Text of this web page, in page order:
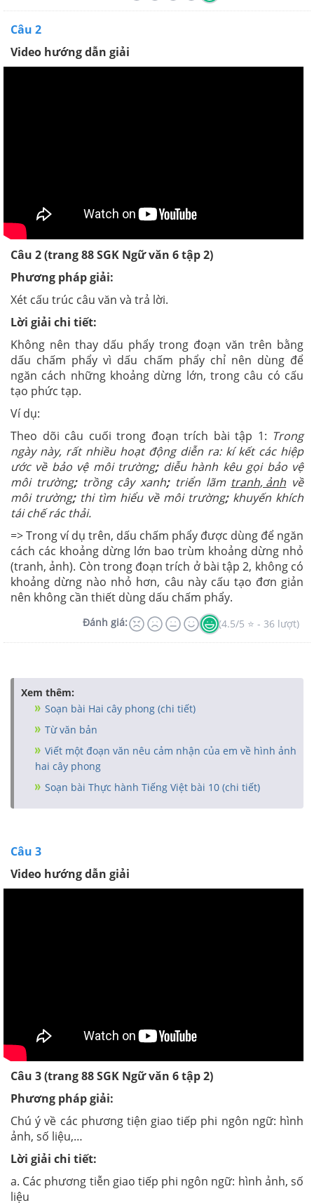
Câu 2
Video hướng dẫn giải
Câu 2 (trang 88 SGK Ngữ văn 6 tập 2)
Phương pháp giải:
Xét cấu trúc câu văn và trả lời.
Lời giải chi tiết:
Không nên thay dấu phẩy trong đoạn văn trên bằng
dấu chấm phẩy vì dấu chấm phẩy chỉ nên dùng để
ngăn cách những khoảng dừng lớn, trong câu có cấu
tạo phức tạp.
Ví dụ:
Theo dõi câu cuối trong đoạn trích bài tập 1: Trong
ngày này, rất nhiều hoạt động diễn ra: kí kết các hiệp
ước về bảo vệ môi trường;diễu hành kêu gọi bảo vệ
môi trường;trồng cây xanh;triển lãm tranh, ảnh về
môi trường;thi tìm hiểu về môi trường;khuyến khích
tái chế rác thải.
=> Trong ví dụ trên, dấu chấm phẩy được dùng để ngăn
cách các khoảng dừng lớn bao trùm khoảng dừng nhỏ
(tranh, ảnh). Còn trong đoạn trích ở bài tập 2, không có
khoảng dừng nào nhỏ hơn, câu này cấu tạo đơn giản
nên không cần thiết dùng dấu chấm phẩy.
Đánh giá: (4.5/5 ⭐ - 36 lượt)
Xem thêm:
Soạn bài Hai cây phong (chi tiết)
Từ văn bản
Viết một đoạn văn nêu cảm nhận của em về hình ảnh
hai cây phong
Soạn bài Thực hành Tiếng Việt bài 10 (chi tiết)
Câu 3
Video hướng dẫn giải
Câu 3 (trang 88 SGK Ngữ văn 6 tập 2)
Phương pháp giải:
Chú ý về các phương tiện giao tiếp phi ngôn ngữ: hình
ảnh, số liệu,…
Lời giải chi tiết:
a. Các phương tiễn giao tiếp phi ngôn ngữ: hình ảnh, số
liệu